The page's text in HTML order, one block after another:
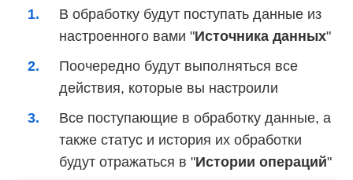
В обработку будут поступать данные из
настроенного вами "Источника данных"
Поочередно будут выполняться все
действия, которые вы настроили
Все поступающие в обработку данные, а
также статус и история их обработки
будут отражаться в "Истории операций"